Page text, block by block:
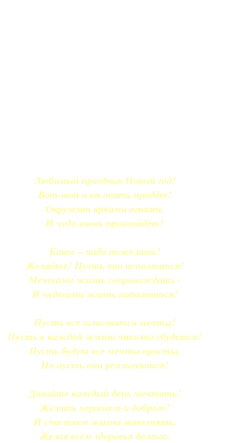
Любимый праздник Новый год!
Вот-вот и он опять придёт!
Окружит яркими огнями,
И чудо вновь произойдёт!
Какое – надо пожелать!
Желайте! Пусть оно исполнится!
Мечтами жизнь сопровождать -
И чудесами жизнь наполнится!
Пусть все исполнятся мечты!
Пусть в каждой жизни что-то сбудется!
Пусть будут все мечты просты,
Но пусть они реализуются!
Давайте каждый день мечтать!
Желать хорошего и доброго!
И счастьем жизни наполнять,
Желая всем здоровья долгого.